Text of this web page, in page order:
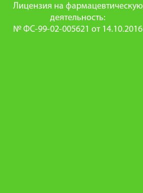
Лицензия на фармацевтическую
деятельность:
№ ФС-99-02-005621 от 14.10.2016